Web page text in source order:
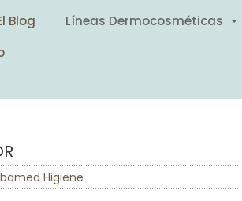
Blog Líneas Dermocosméticas
Higiene